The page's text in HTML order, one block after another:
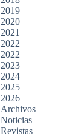
2019
2020
2021
2022
2022
2023
2024
2025
2026
Archivos
Noticias
Revistas